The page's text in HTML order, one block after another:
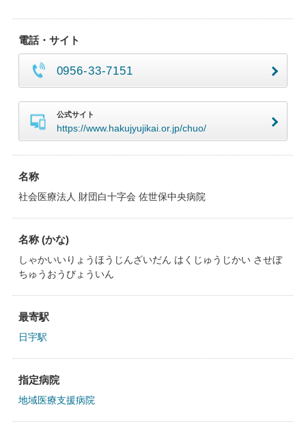
電話・サイト
0956-33-7151
公式サイト
https://www.hakujyujikai.or.jp/chuo/
名称
社会医療法人 財団白十字会 佐世保中央病院
名称 (かな)
しゃかいいりょうほうじんざいだん はくじゅうじかい させぼ
ちゅうおうびょういん
最寄駅
日宇駅
指定病院
地域医療支援病院